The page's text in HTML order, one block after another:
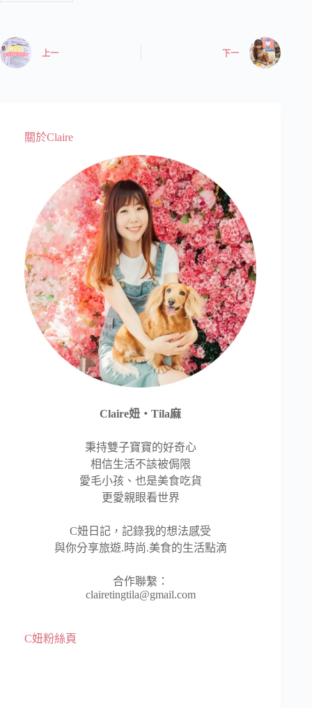
上一 下一
關於Claire
Claire妞‧Tila麻
秉持雙子寶寶的好奇心
相信生活不該被侷限
愛毛小孩、也是美食吃貨
更愛親眼看世界
C妞日記，記錄我的想法感受
與你分享旅遊.時尚.美食的生活點滴
合作聯繫：
clairetingtila@gmail.com
C妞粉絲頁